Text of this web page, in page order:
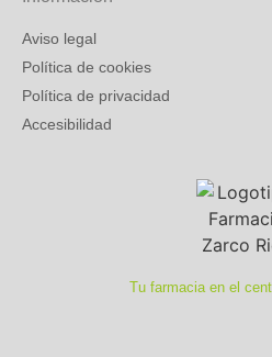
Aviso legal
Política de cookies
Política de privacidad
Accesibilidad
Tu farmacia en el